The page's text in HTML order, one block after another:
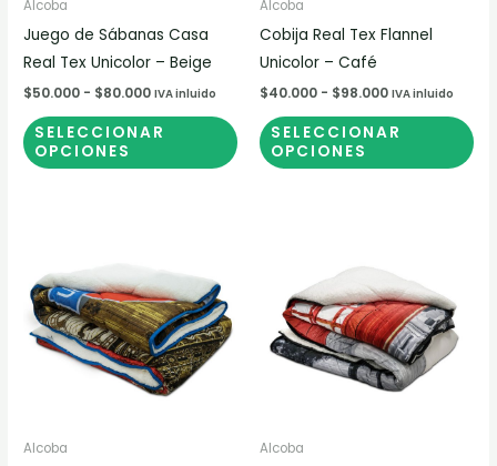
Alcoba
Juego de Sábanas Casa
Real Tex Unicolor – Beige
$50.000 - $80.000 IVA inluido
SELECCIONAR
OPCIONES
pueden
elegir
página
de
producto
Alcoba
Cobija Real Tex Flannel
Unicolor – Café
$40.000 - $98.000 IVA inluido
SELECCIONAR
OPCIONES
de
Alcoba Alcoba